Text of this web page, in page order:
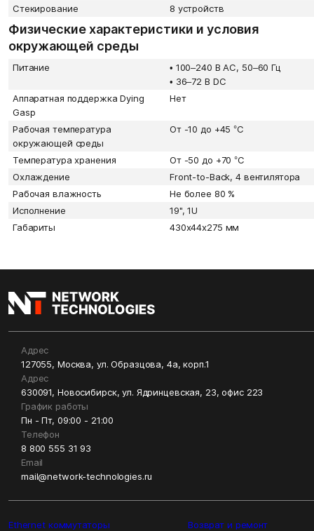
Стекирование
8 устройств
Физические характеристики и условия
окружающей среды
Питание • 100–240 В АС, 50–60 Гц
• 36–72 В DC
Аппаратная поддержка Dying
Gasp
Нет
Рабочая температура
окружающей среды
От -10 до +45 °С
Температура хранения
От -50 до +70 °С
Охлаждение
Front-to-Back, 4 вентилятора
Рабочая влажность
Не более 80 %
Исполнение
19", 1U
Габариты
430x44x275 мм
Адрес
127055, Москва, ул. Образцова, 4а, корп.1
Адрес
630091, Новосибирск, ул. Ядринцевская, 23, офис 223
График работы
Пн - Пт, 09:00 - 21:00
Телефон
8 800 555 31 93
Email
mail@network-technologies.ru
Ethernet коммутаторы
Возврат и ремонт